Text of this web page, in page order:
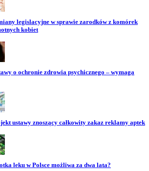
legislacyjne w sprawie zarodków z komórek
kobiet
o ochronie zdrowia psychicznego – wymaga
ustawy znoszący całkowity zakaz reklamy aptek
leku w Polsce możliwa za dwa lata?